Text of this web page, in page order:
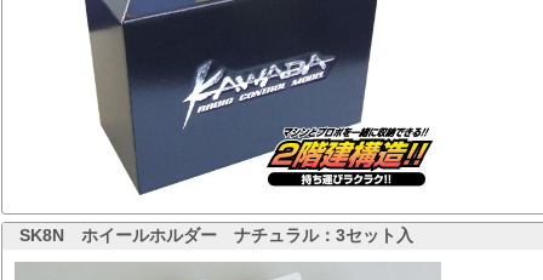
SK8N ホイールホルダー ナチュラル：3セット入